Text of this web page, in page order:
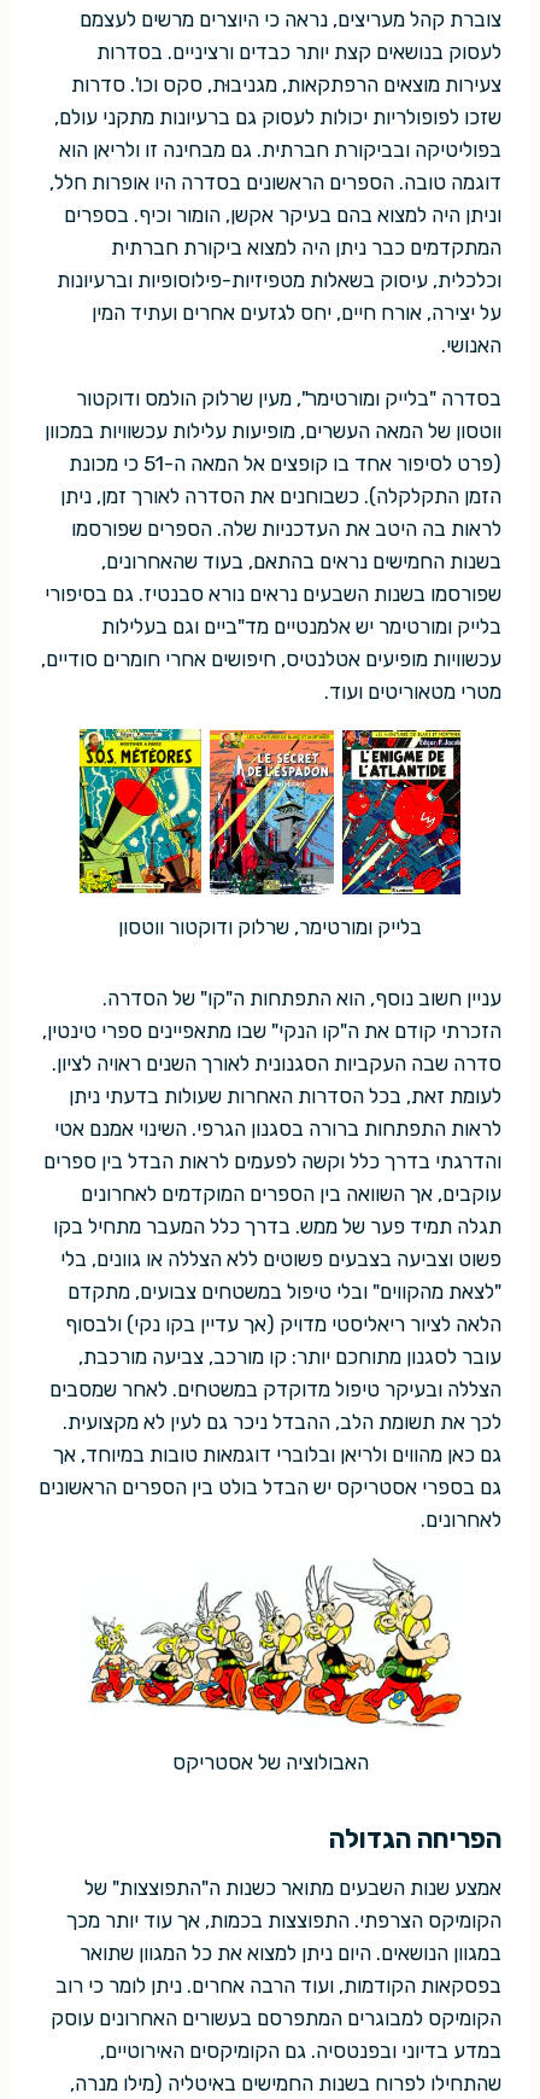
צוברת קהל מעריצים, נראה כי היוצרים מרשים לעצמם
לעסוק בנושאים קצת יותר כבדים ורציניים. בסדרות
צעירות מוצאים הרפתקאות, מגניבוּת, סקס וכו'. סדרות
שזכו לפופולריות יכולות לעסוק גם ברעיונות מתקני עולם,
בפוליטיקה ובביקורת חברתית. גם מבחינה זו ולריאן הוא
דוגמה טובה. הספרים הראשונים בסדרה היו אופרות חלל,
וניתן היה למצוא בהם בעיקר אקשן, הומור וכיף. בספרים
המתקדמים כבר ניתן היה למצוא ביקורת חברתית
וכלכלית, עיסוק בשאלות מטפיזיות-פילוסופיות וברעיונות
על יצירה, אורח חיים, יחס לגזעים אחרים ועתיד המין
האנושי.
בסדרה "בלייק ומורטימר", מעין שרלוק הולמס ודוקטור
ווטסון של המאה העשרים, מופיעות עלילות עכשוויות במכוון
(פרט לסיפור אחד בו קופצים אל המאה ה-51 כי מכונת
הזמן התקלקלה). כשבוחנים את הסדרה לאורך זמן, ניתן
לראות בה היטב את העדכניות שלה. הספרים שפורסמו
בשנות החמישים נראים בהתאם, בעוד שהאחרונים,
שפורסמו בשנות השבעים נראים נורא סבנטיז. גם בסיפורי
בלייק ומורטימר יש אלמנטיים מד"ביים וגם בעלילות
עכשוויות מופיעים אטלנטיס, חיפושים אחרי חומרים סודיים,
מטרי מטאוריטים ועוד.
בלייק ומורטימר, שרלוק ודוקטור ווטסון
עניין חשוב נוסף, הוא התפתחות ה"קו" של הסדרה.
הזכרתי קודם את ה"קו הנקי" שבו מתאפיינים ספרי טינטין,
סדרה שבה העקביות הסגנונית לאורך השנים ראויה לציון.
לעומת זאת, בכל הסדרות האחרות שעולות בדעתי ניתן
לראות התפתחות ברורה בסגנון הגרפי. השינוי אמנם אטי
והדרגתי בדרך כלל וקשה לפעמים לראות הבדל בין ספרים
עוקבים, אך השוואה בין הספרים המוקדמים לאחרונים
תגלה תמיד פער של ממש. בדרך כלל המעבר מתחיל בקו
פשוט וצביעה בצבעים פשוטים ללא הצללה או גוונים, בלי
"לצאת מהקווים" ובלי טיפול במשטחים צבועים, מתקדם
הלאה לציור ריאליסטי מדויק (אך עדיין בקו נקי) ולבסוף
עובר לסגנון מתוחכם יותר: קו מורכב, צביעה מורכבת,
הצללה ובעיקר טיפול מדוקדק במשטחים. לאחר שמסבים
לכך את תשומת הלב, ההבדל ניכר גם לעין לא מקצועית.
גם כאן מהווים ולריאן ובלוברי דוגמאות טובות במיוחד, אך
גם בספרי אסטריקס יש הבדל בולט בין הספרים הראשונים
לאחרונים.
האבולוציה של אסטריקס
הפריחה הגדולה
אמצע שנות השבעים מתואר כשנות ה"התפוצצות" של
הקומיקס הצרפתי. התפוצצות בכמות, אך עוד יותר מכך
במגוון הנושאים. היום ניתן למצוא את כל המגוון שתואר
בפסקאות הקודמות, ועוד הרבה אחרים. ניתן לומר כי רוב
הקומיקס למבוגרים המתפרסם בעשורים האחרונים עוסק
במדע בדיוני ובפנטסיה. גם הקומיקסים האירוטיים,
שהתחילו לפרוח בשנות החמישים באיטליה (מילו מנרה,